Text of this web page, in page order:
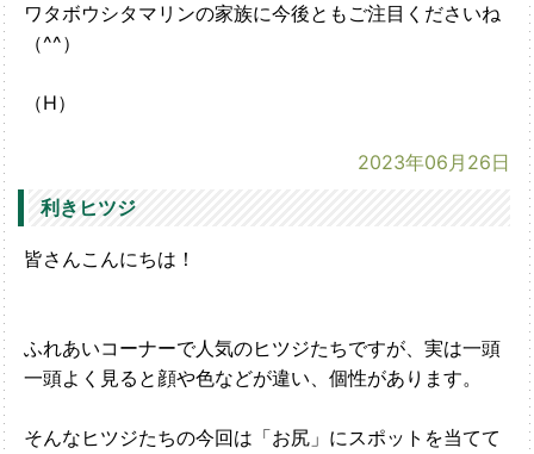
ワタボウシタマリンの家族に今後ともご注目くださいね
（^^）
（H）
2023年06月26日
利きヒツジ
皆さんこんにちは！
ふれあいコーナーで人気のヒツジたちですが、実は一頭
一頭よく見ると顔や色などが違い、個性があります。
そんなヒツジたちの今回は「お尻」にスポットを当てて